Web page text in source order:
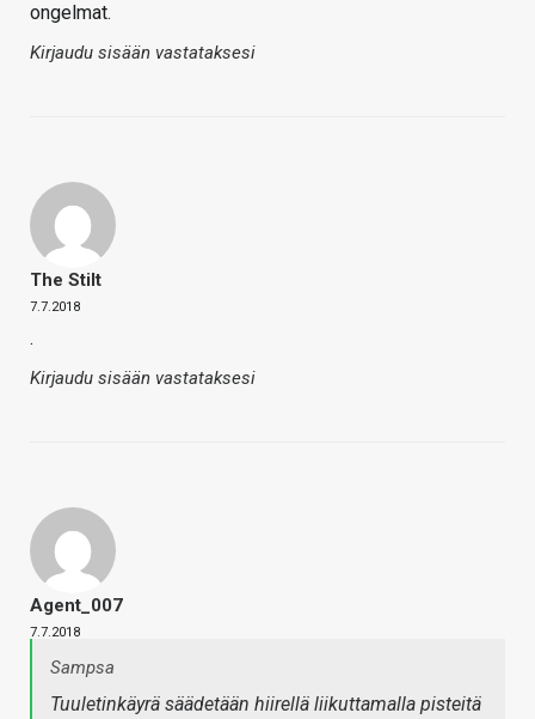
ongelmat.
Kirjaudu sisään vastataksesi
The Stilt
7.7.2018
.
Kirjaudu sisään vastataksesi
Agent_007
7.7.2018
Sampsa
Tuuletinkäyrä säädetään hiirellä liikuttamalla pisteitä